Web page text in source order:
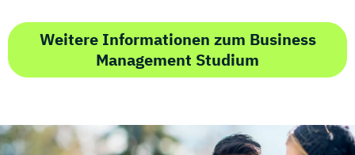
Weitere Informationen zum Business
Management Studium